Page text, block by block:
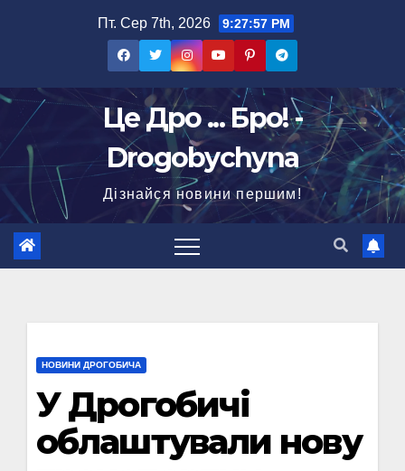
Пт. Сер 7th, 2026 9:27:57 PM
Це Дро ... Бро! -
Drogobychyna
Дізнайся новини першим!
НОВИНИ ДРОГОБИЧА
У Дрогобичі
облаштували нову